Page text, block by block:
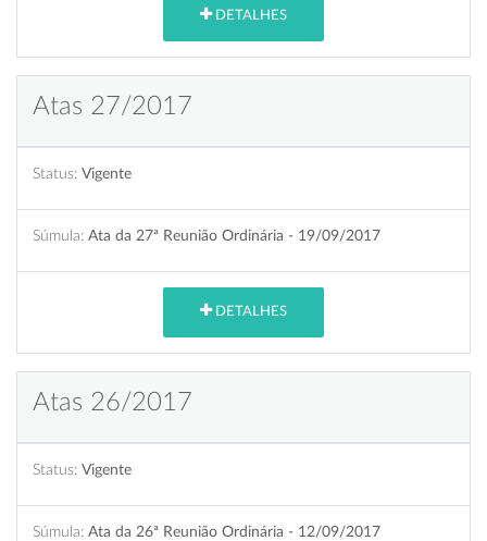
DETALHES
Atas 27/2017
Status: Vigente
Súmula: Ata da 27ª Reunião Ordinária - 19/09/2017
DETALHES
Atas 26/2017
Status: Vigente
Súmula: Ata da 26ª Reunião Ordinária - 12/09/2017